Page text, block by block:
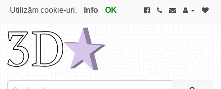
Utilizăm cookie-uri. Info OK